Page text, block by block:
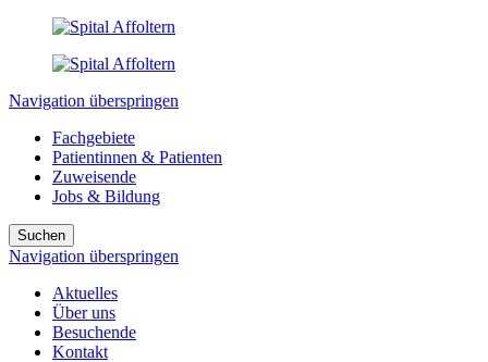
Navigation überspringen
Fachgebiete
Patientinnen & Patienten
Zuweisende
Jobs & Bildung
Suchen
Navigation überspringen
Aktuelles
Über uns
Besuchende
Kontakt